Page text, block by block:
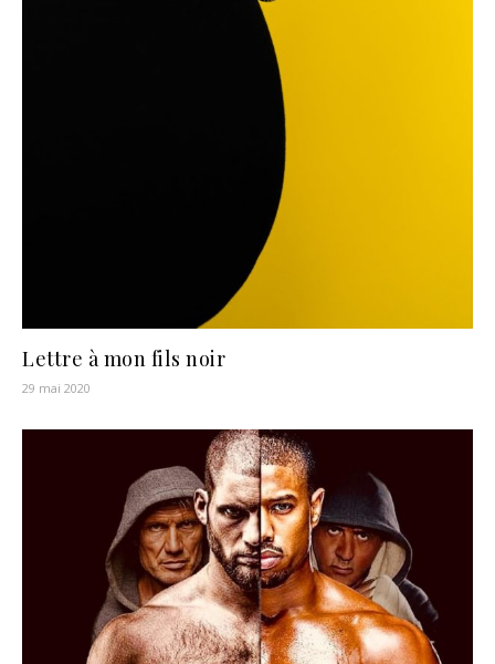
Lettre à mon fils noir
29 mai 2020